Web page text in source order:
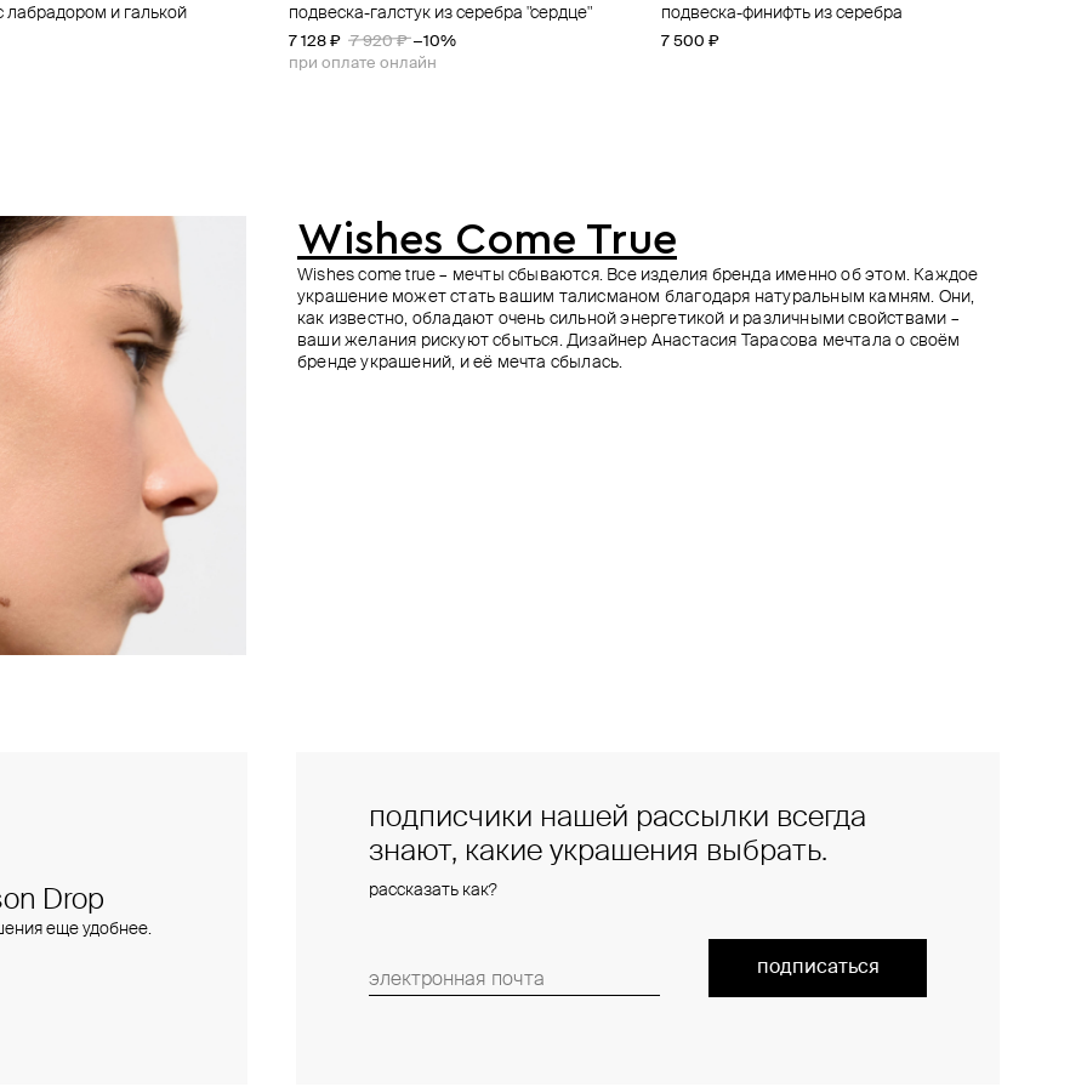
лабрадором и галькой
подвеска-галстук из серебра "сердце"
7 128 ₽ 7 920 ₽ −10%
при оплате онлайн
подвеска-финифть из серебра
7 500 ₽
из серебра
подвеска-крест из серебра
5 800 ₽
подвеска tibeka из серебра
6 700 ₽
подвеска-бубенчик из серебра
7 400 ₽
подвеска-искра из серебра
7 500 ₽
с лунным камнем и
серебристое колье с бусинами и звездой
5 310 ₽ 5 900 ₽ −10%
при оплате онлайн
сет из двух минималистичных цепочек-
чокеров meets из стали
Wishes Come True
Wishes come true – мечты сбываются. Все изделия бренда именно об этом. Каждое
украшение может стать вашим талисманом благодаря натуральным камням. Они,
как известно, обладают очень сильной энергетикой и различными свойствами –
ваши желания рискуют сбыться. Дизайнер Анастасия Тарасова мечтала о своём
бренде украшений, и её мечта сбылась.
подписчики нашей рассылки всегда
знают, какие украшения выбрать.
рассказать как?
подписаться
Drop
еще удобнее.